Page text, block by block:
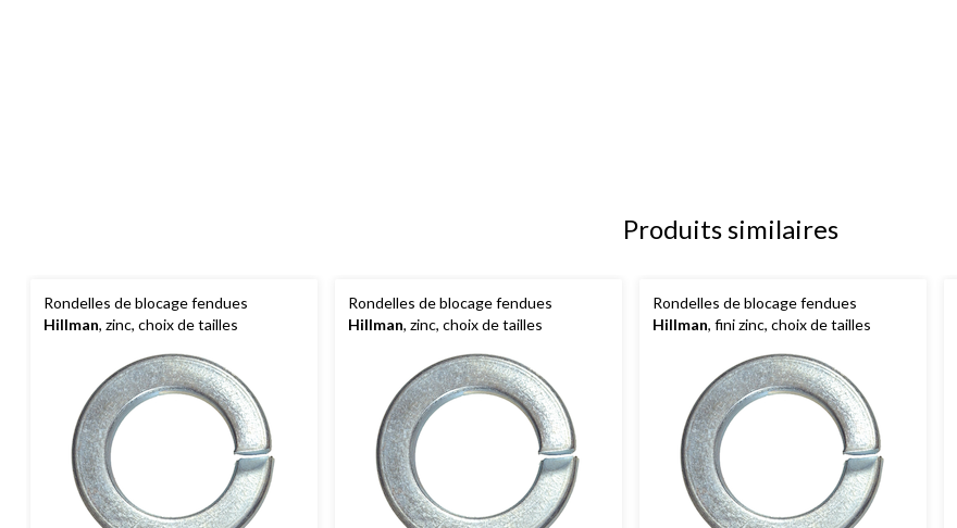
Produits similaires
Rondelles de blocage fendues
Hillman, zinc, choix de tailles
Rondelles de blocage fendues
Hillman, zinc, choix de tailles
Rondelles de blocage fendues
Hillman, fini zinc, choix de tailles